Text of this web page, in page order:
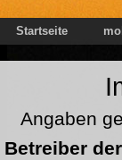
Angaben
Betreiber
Startseite